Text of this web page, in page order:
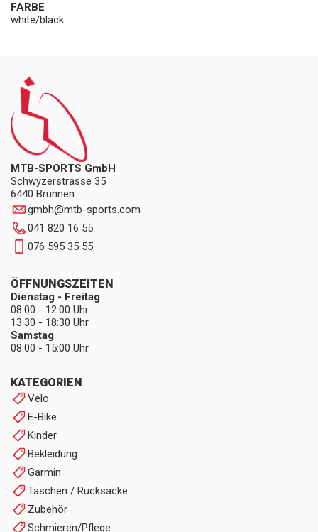
FARBE
white/black
MTB-SPORTS GmbH
Schwyzerstrasse 35
6440 Brunnen
gmbh@mtb-sports.com
041 820 16 55
076 595 35 55
KATEGORIEN
Velo
E-Bike
Kinder
Bekleidung
Garmin
Taschen / Rucksäcke
Zubehör
Schmieren/Pflege
ÖFFNUNGSZEITEN
Dienstag - Freitag
08:00 - 12:00 Uhr
13:30 - 18:30 Uhr
Samstag
08:00 - 15:00 Uhr